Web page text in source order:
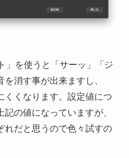
」を使うと「サーッ」「ジ
消す事が出来ますし、
くくなります。設定値につ
の値になっていますが、
れだと思うので色々試すの